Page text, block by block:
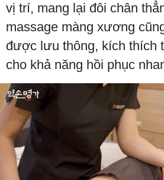
vị trí, mang lại đôi chân
massage màng xương
được lưu thông, kích thích
cho khả năng hồi phục